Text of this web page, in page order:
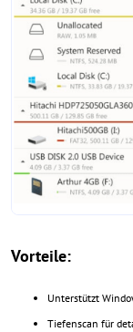
Vorteile:
Unterstützt
Tiefenscan für